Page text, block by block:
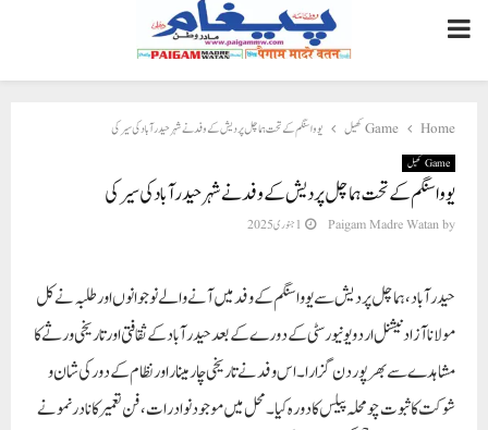
PRIMARY
MENU
Home Game کھیل یووا سنگم کے تحت ہماچل پردیش کے وفد نے شہر حیدرآباد کی سیر کی
Game کھیل
یووا سنگم کے تحت ہماچل پردیش کے وفد نے شہر حیدرآباد کی سیر کی
by
Paigam Madre Watan 1 جنوری 2025
حیدرآباد، ہماچل پردیش سے یووا سنگم کے وفد میں آنے والے نوجوانوں اور طلبہ نے کل
مولانا آزاد نیشنل اردو یونیورسٹی کے دورے کے بعد حیدرآباد کے ثقافتی اور تاریخی ورثے کا
مشاہدے سے بھرپور دن گزارا۔اس وفد نے تاریخی چارمینار اور نظام کے دور کی شان و
شوکت کا ثبوت چو محلہ پیلس کا دورہ کیا۔ محل میں موجود نوادرات، فن تعمیر کا نادر نمونے